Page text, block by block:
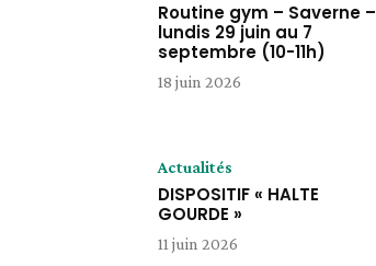
Routine gym – Saverne –
lundis 29 juin au 7
septembre (10-11h)
18 juin 2026
Actualités
DISPOSITIF « HALTE
GOURDE »
11 juin 2026